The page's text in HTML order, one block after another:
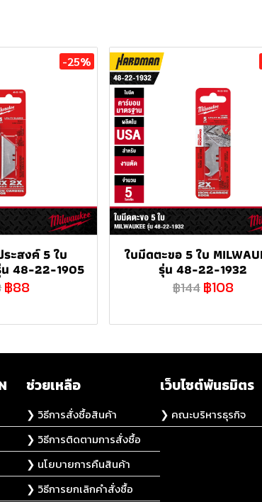
-25%
ะสงค์ 5 ใบ
น 48-22-1905
฿88
ใบมีดตะขอ 5 ใบ
รุ่น 48-22-1932
฿144฿108
ช่วยเหลือ
❯ วิธีการสั่งซื้อสินค้า
❯ วิธีการติดตามการสั่งซื้อ
❯ นโยบายการคืนสินค้า
❯ วิธีการยกเลิกคำสั่งซื้อ
เว็บไซต์พันธมิตร
❯ คณะบริหารธุรกิจ